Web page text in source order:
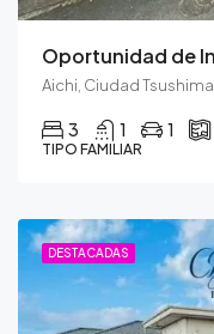
Aichi, Ciudad Tsushima
3 1 1
TIPO FAMILIAR
DESTACADAS